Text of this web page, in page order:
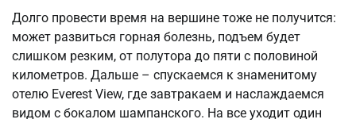
Долго провести время на вершине тоже не получится:
может развиться горная болезнь, подъем будет
слишком резким, от полутора до пяти с половиной
километров. Дальше – спускаемся к знаменитому
отелю Everest View, где завтракаем и наслаждаемся
видом с бокалом шампанского. На все уходит один